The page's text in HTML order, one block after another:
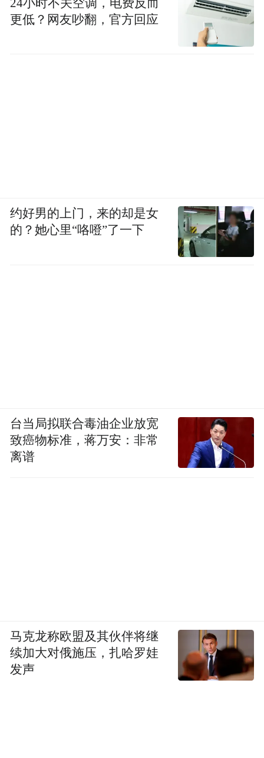
24小时不关空调，电费反而
更低？网友吵翻，官方回应
约好男的上门，来的却是女
的？她心里“咯噔”了一下
台当局拟联合毒油企业放宽
致癌物标准，蒋万安：非常
离谱
马克龙称欧盟及其伙伴将继
续加大对俄施压，扎哈罗娃
发声